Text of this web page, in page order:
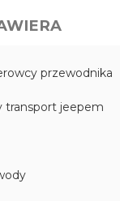
przewodnika
transport jeepem